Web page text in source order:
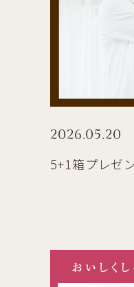
2026.05.20
5+1箱プレゼ